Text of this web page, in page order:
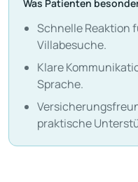
Was Patienten
Schnelle Reaktion
Villabesuche.
Klare
Sprache.
praktische